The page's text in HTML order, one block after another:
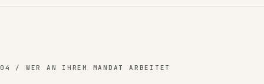
04 / WER AN IHREM MANDAT ARBEITET